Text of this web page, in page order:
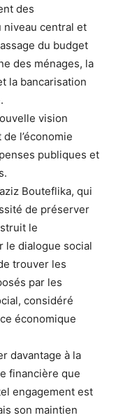
des
niveau central et
du budget
des ménages, la
la bancarisation
vision
l’économie
publiques et
Bouteflika, qui
de préserver
le
le dialogue social
trouver les
par les
considéré
économique
davantage à la
financière que
engagement est
son maintien